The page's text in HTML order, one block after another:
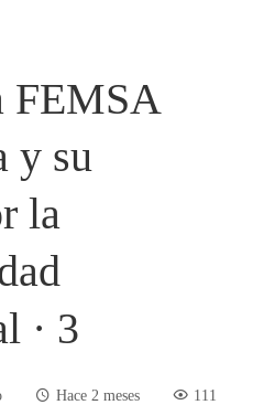
FEMSA
y su
la
· 3
Hace 2 meses 111